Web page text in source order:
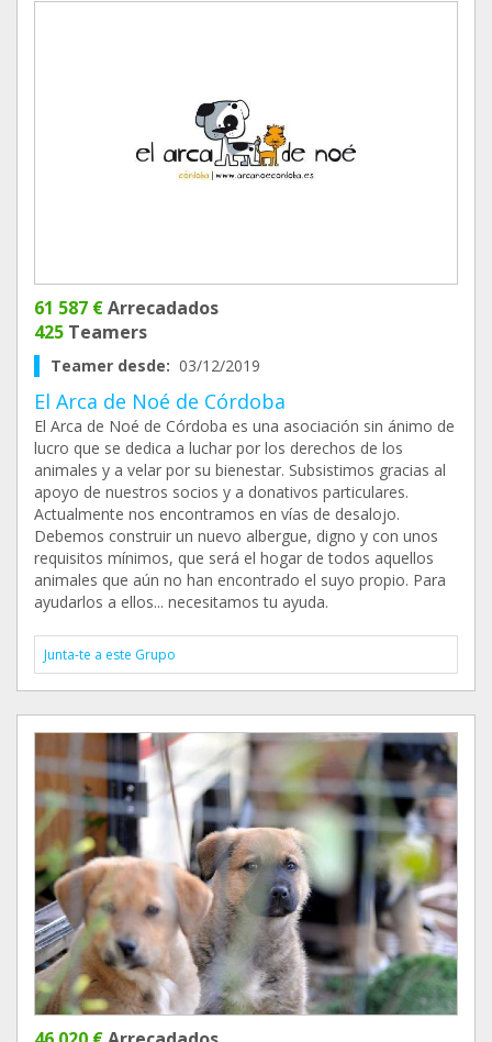
61 587 €Arrecadados
425 Teamers
Teamer desde: 03/12/2019
El Arca de Noé de Córdoba
El Arca de Noé de Córdoba es una asociación sin ánimo de
lucro que se dedica a luchar por los derechos de los
animales y a velar por su bienestar. Subsistimos gracias al
apoyo de nuestros socios y a donativos particulares.
Actualmente nos encontramos en vías de desalojo.
Debemos construir un nuevo albergue, digno y con unos
requisitos mínimos, que será el hogar de todos aquellos
animales que aún no han encontrado el suyo propio. Para
ayudarlos a ellos... necesitamos tu ayuda.
Junta-te a este Grupo